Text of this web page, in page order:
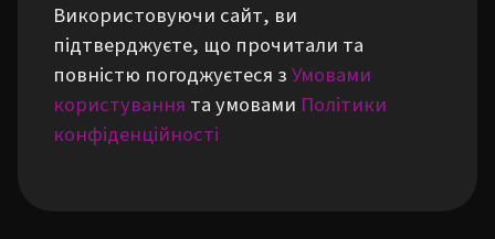
Використовуючи сайт, ви
підтверджуєте, що прочитали та
повністю погоджуєтеся зУмовами
користування та умовами Політики
конфіденційності